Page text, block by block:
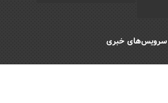
سرویس‌های خبری